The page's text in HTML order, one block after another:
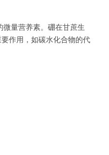
量营养素。硼在甘蔗生
作用，如碳水化合物的代